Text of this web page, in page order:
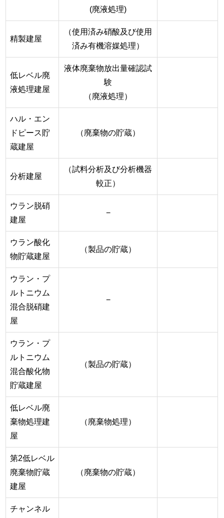
(廃液処理)
精製建屋
（使用済み硝酸及び使用
済み有機溶媒処理）
低レベル廃
液処理建屋
液体廃棄物放出量確認試
験
（廃液処理）
ハル・エン
ドピース貯
蔵建屋
（廃棄物の貯蔵）
分析建屋
（試料分析及び分析機器
較正）
ウラン脱硝
建屋
−
ウラン酸化
物貯蔵建屋
（製品の貯蔵）
ウラン・プ
ルトニウム
混合脱硝建
屋
−
ウラン・プ
ルトニウム
混合酸化物
貯蔵建屋
（製品の貯蔵）
低レベル廃
棄物処理建
屋
（廃棄物処理）
第2低レベル
廃棄物貯蔵
建屋
（廃棄物の貯蔵）
チャンネル